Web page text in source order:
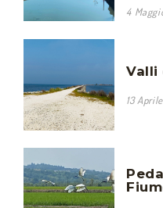
4
Valli
13